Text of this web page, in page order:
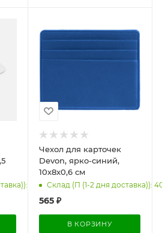
500
Чехол для карточек
Devon, ярко-синий,
10х8x0,6 см
Склад (П (1-2 дня доставка)):
565₽
В КОРЗИНУ